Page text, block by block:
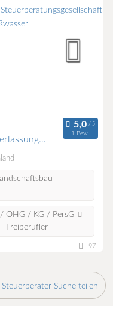
1 Bew.
OHG / KG / PersG
Freiberufler
97
Steuerberater Suche teilen